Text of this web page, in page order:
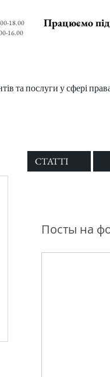
18.00
16.00
Працюємо
та послуги у сфері
СТАТТІ
Посты на